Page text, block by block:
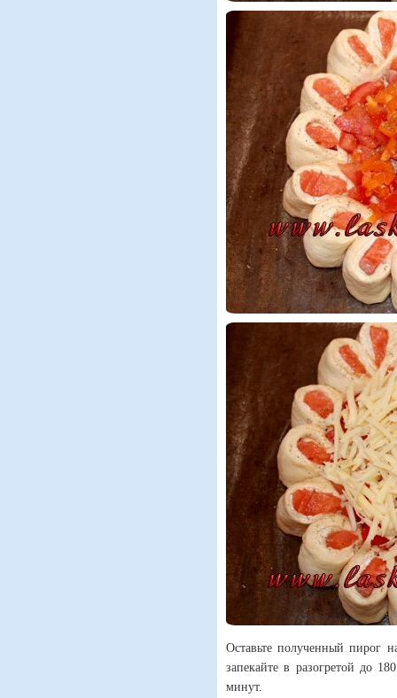
Оставьте полученный пирог
запекайте в разогретой до
минут.